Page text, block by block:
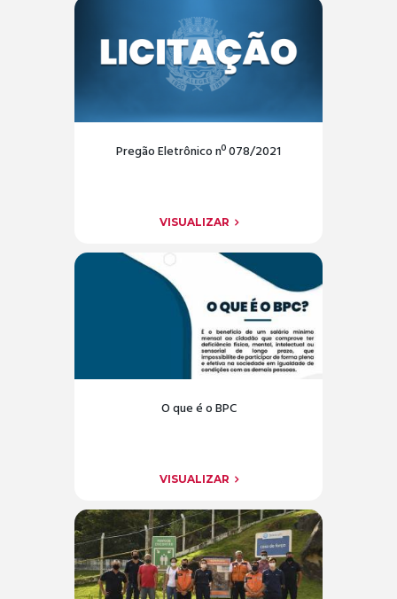
Pregão Eletrônico nº 078/2021
VISUALIZAR
O que é o BPC
VISUALIZAR